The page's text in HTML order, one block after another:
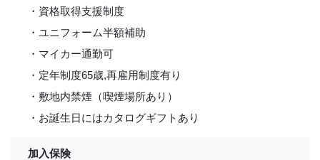
・資格取得支援制度
・ユニフォーム半額補助
・マイカー通勤可
・定年制度65歳,再雇用制度有り
・敷地内禁煙（喫煙場所あり）
・お誕生日にはカタログギフトあり
加入保険